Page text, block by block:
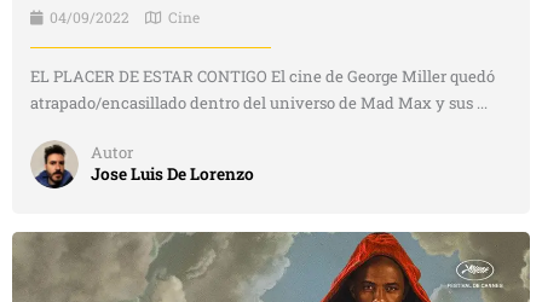
04/09/2022 Cine
EL PLACER DE ESTAR CONTIGO El cine de George Miller quedó
atrapado/encasillado dentro del universo de Mad Max y sus ...
Autor
Jose Luis De Lorenzo